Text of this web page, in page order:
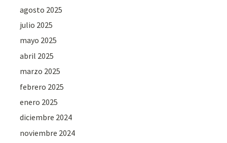
agosto 2025
julio 2025
mayo 2025
abril 2025
marzo 2025
febrero 2025
enero 2025
diciembre 2024
noviembre 2024